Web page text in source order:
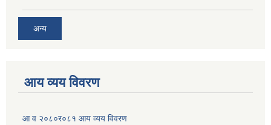
अन्य
आय व्यय विवरण
आ व २०८०र०८१ आय व्यय विवरण